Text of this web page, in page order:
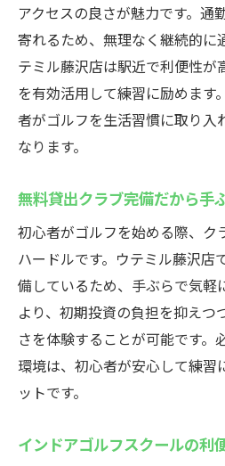
で安心デビュー
初心者歓迎のサポー
手ぶらで通える無料
イント
最新機器で自分の上
い
藤沢駅近くで楽しむイン
インドアゴルフスク
底解説
初めてでも安心の体
通い放題でゴルフの
アクセスの良さが魅力です。通
寄れるため、無理なく継続的に
テミル藤沢店は駅近で利便性が
を有効活用して練習に励めます
者がゴルフを生活習慣に取り入
なります。
無料貸出クラブ完備だから手
初心者がゴルフを始める際、ク
ハードルです。ウテミル藤沢店
備しているため、手ぶらで気軽
より、初期投資の負担を抑えつ
さを体験することが可能です。
環境は、初心者が安心して練習
ットです。
インドアゴルフスクールの利